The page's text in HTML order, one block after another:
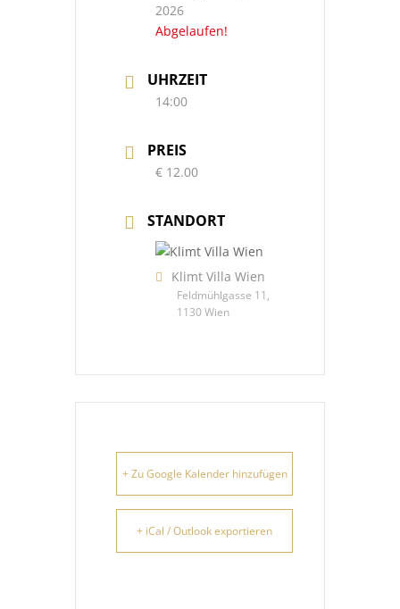
2026
Abgelaufen!
UHRZEIT
14:00
PREIS
€ 12.00
STANDORT
Klimt Villa Wien
Feldmühlgasse 11,
1130 Wien
+ Zu Google Kalender hinzufügen
+ iCal / Outlook exportieren